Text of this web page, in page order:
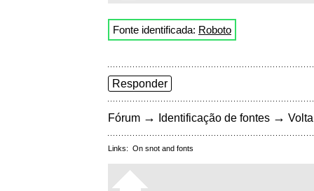
Fonte identificada: Roboto
Responder
Fórum → Identificação de fontes →
Links: On snot and fonts